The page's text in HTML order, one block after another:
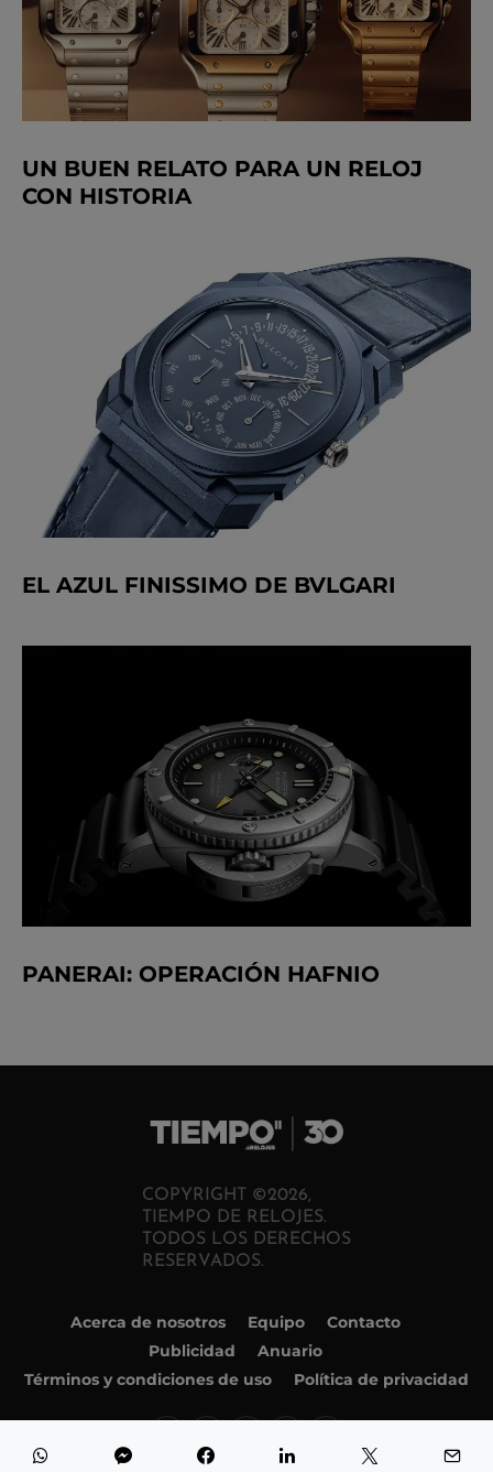
UN BUEN RELATO PARA UN RELOJ
CON HISTORIA
EL AZUL FINISSIMO DE BVLGARI
PANERAI: OPERACIÓN HAFNIO
COPYRIGHT ©2026,
TIEMPO DE RELOJES.
TODOS LOS DERECHOS
RESERVADOS.
Acerca de nosotros Equipo
Contacto
Publicidad
Anuario
Términos y condiciones de uso
Política de privacidad